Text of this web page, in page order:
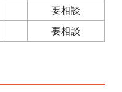
要相談
要相談